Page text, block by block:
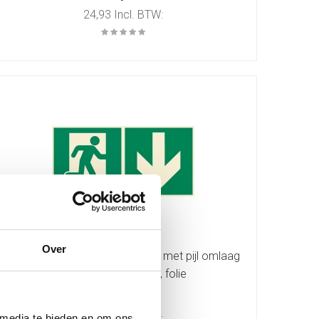
Over
24,93 Incl. BTW:
Nooduitgang pictogram rechts met pijl omlaag
ISO7010+ 40x20cm, folie